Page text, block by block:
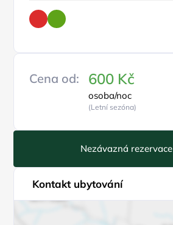
Cena od: 600 Kč
osoba/noc
(Letní sezóna)
Nezávazná rezervace
Kontakt ubytování